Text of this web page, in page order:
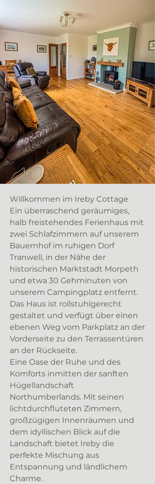
Willkommen im Ireby Cottage
Ein überraschend geräumiges,
halb freistehendes Ferienhaus mit
zwei Schlafzimmern auf unserem
Bauernhof im ruhigen Dorf
Tranwell, in der Nähe der
historischen Marktstadt Morpeth
und etwa 30 Gehminuten von
unserem Campingplatz entfernt.
Das Haus ist rollstuhlgerecht
gestaltet und verfügt über einen
ebenen Weg vom Parkplatz an der
Vorderseite zu den Terrassentüren
an der Rückseite.
Eine Oase der Ruhe und des
Komforts inmitten der sanften
Hügellandschaft
Northumberlands. Mit seinen
lichtdurchfluteten Zimmern,
großzügigen Innenräumen und
dem idyllischen Blick auf die
Landschaft bietet Ireby die
perfekte Mischung aus
Entspannung und ländlichem
Charme.